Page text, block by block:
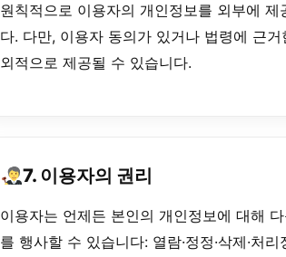
원칙적으로 이용자의 개인정보를 외부에 제
다. 다만, 이용자 동의가 있거나 법령에 근거
외적으로 제공될 수 있습니다.
7. 이용자의 권리
이용자는 언제든 본인의 개인정보에 대해
를 행사할 수 있습니다: 열람·정정·삭제·처